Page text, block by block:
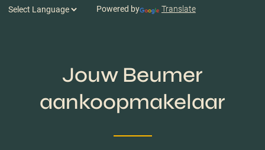
Powered by Translate
Jouw Beumer
aankoopmakelaar